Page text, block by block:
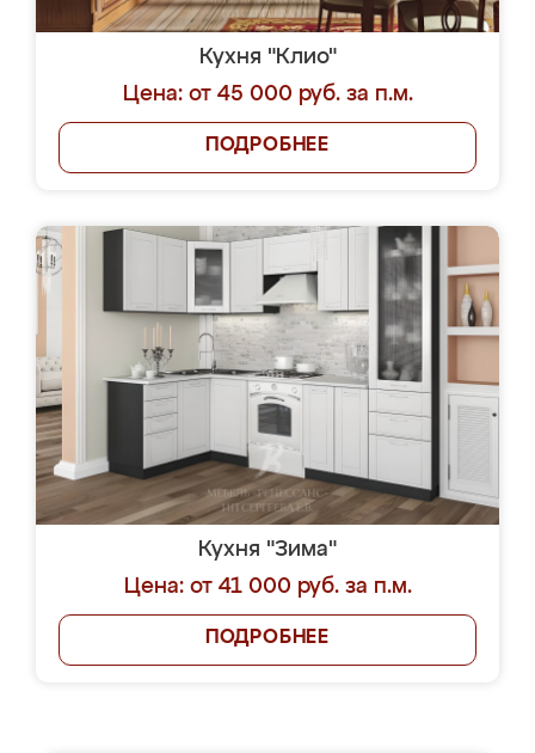
Кухня "Клио"
Цена: от 45 000 руб. за п.м.
ПОДРОБНЕЕ
Кухня "Зима"
Цена: от 41 000 руб. за п.м.
ПОДРОБНЕЕ